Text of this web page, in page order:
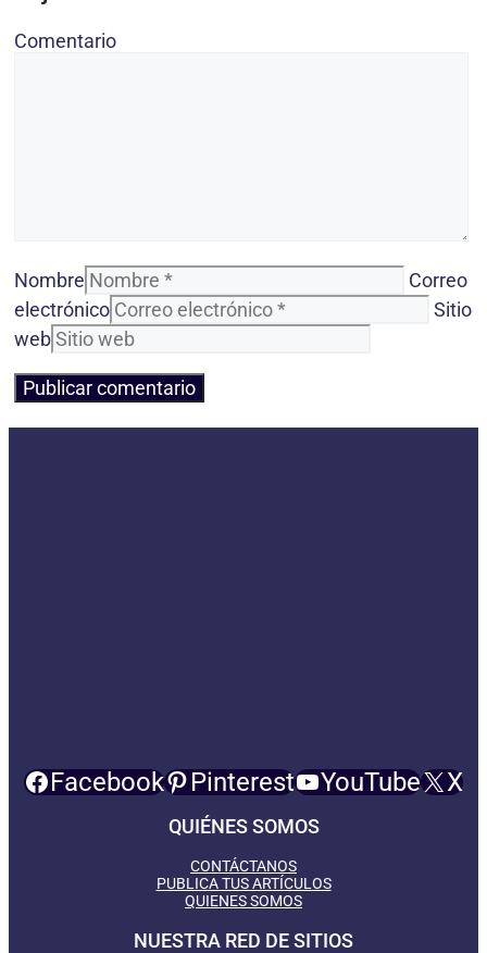
Comentario
Nombre
Correo
electrónico
Sitio
web
Facebook Pinterest YouTube X
QUIÉNES SOMOS
CONTÁCTANOS
PUBLICA TUS ARTÍCULOS
QUIENES SOMOS
NUESTRA RED DE SITIOS